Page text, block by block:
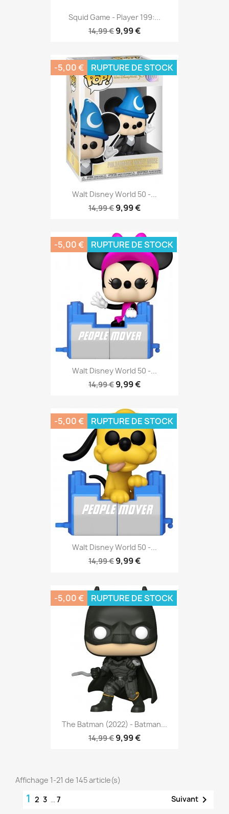
Squid Game - Player 199:...
14,99 € 9,99 €
Walt Disney World 50 -...
14,99 € 9,99 €
-5,00 € RUPTURE DE STOCK
Walt Disney World 50 -...
14,99 € 9,99 €
-5,00 € RUPTURE DE STOCK
Walt Disney World 50 -...
14,99 € 9,99 €
-5,00 € RUPTURE DE STOCK
The Batman (2022) - Batman...
14,99 € 9,99 €
-5,00 € RUPTURE DE STOCK
Affichage 1-21 de 145 article(s)
1 2 3 … 7 Suivant 